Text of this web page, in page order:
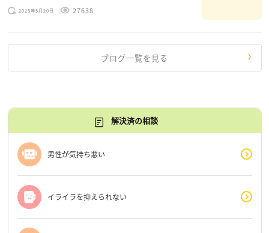
のお悩みを読みながら 「みんな、もがいてる。わたし
だけじゃないんだな」と、逆に励まされるような日々で
2025年5月20日 27638
ブログ一覧を見る
解決済の相談
男性が気持ち悪い
イライラを抑えられない